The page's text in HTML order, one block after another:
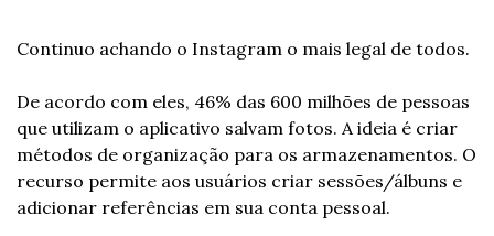
Continuo achando o Instagram o mais legal de todos.
De acordo com eles, 46% das 600 milhões de pessoas
que utilizam o aplicativo salvam fotos. A ideia é criar
métodos de organização para os armazenamentos. O
recurso permite aos usuários criar sessões/álbuns e
adicionar referências em sua conta pessoal.